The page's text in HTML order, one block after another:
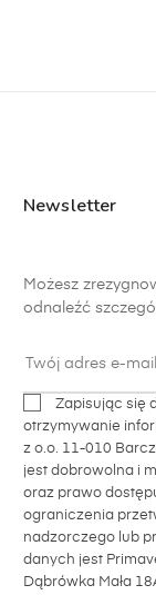
Newsletter
Możesz
odnaleźć
Zapisując się
otrzymywanie
z o.o. 11-010
jest dobrowolna i
oraz prawo
ograniczenia
nadzorczego lub
danych jest
Dąbrówka Mała